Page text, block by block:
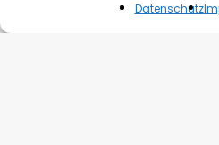
Datenschutz